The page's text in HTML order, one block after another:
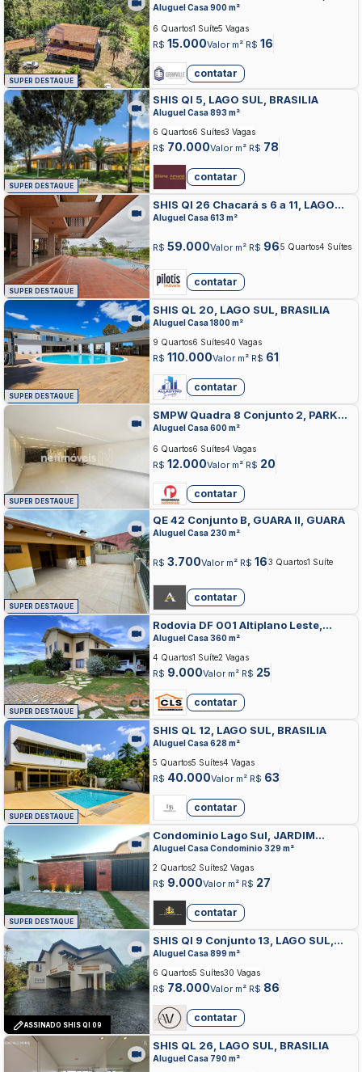
SUPER DESTAQUE
JARDIM BOTANICO, BRASILIA
Aluguel Casa 900 m²
R$ 15.000Valor m² R$ 16
6 Quartos1 Suíte5 Vagas
contatar
SUPER DESTAQUE
SHIS QI 5, LAGO SUL, BRASILIA
Aluguel Casa 893 m²
R$ 70.000Valor m² R$ 78
6 Quartos6 Suítes3 Vagas
contatar
SUPER DESTAQUE
SHIS QI 26 Chacará s 6 a 11, LAGO
SUL, BRASILIA
Aluguel Casa 613 m²
R$ 59.000Valor m² R$ 965 Quartos4 Suítes
contatar
SUPER DESTAQUE
SHIS QL 20, LAGO SUL, BRASILIA
Aluguel Casa 1800 m²
R$ 110.000Valor m² R$ 61
9 Quartos6 Suítes40 Vagas
contatar
SUPER DESTAQUE
SMPW Quadra 8 Conjunto 2, PARK
WAY, BRASILIA
Aluguel Casa 600 m²
R$ 12.000Valor m² R$ 20
6 Quartos6 Suítes4 Vagas
contatar
SUPER DESTAQUE
QE 42 Conjunto B, GUARA II, GUARA
Aluguel Casa 230 m²
R$ 3.700Valor m² R$ 163 Quartos1 Suíte
contatar
SUPER DESTAQUE
Rodovia DF 001 Altiplano Leste,
ALTIPLANO LESTE, BRASILIA
Aluguel Casa 360 m²
R$ 9.000Valor m² R$ 25
4 Quartos1 Suíte2 Vagas
contatar
SUPER DESTAQUE
SHIS QL 12, LAGO SUL, BRASILIA
Aluguel Casa 628 m²
R$ 40.000Valor m² R$ 63
5 Quartos5 Suítes4 Vagas
contatar
SUPER DESTAQUE
Condominio Lago Sul, JARDIM
BOTANICO, BRASILIA
Aluguel Casa Condominio 329 m²
R$ 9.000Valor m² R$ 27
2 Quartos2 Suítes2 Vagas
contatar
ASSINADO SHIS QI 09
SHIS QI 9 Conjunto 13, LAGO SUL,
BRASILIA
Aluguel Casa 899 m²
R$ 78.000Valor m² R$ 86
6 Quartos5 Suítes30 Vagas
contatar
SHIS QL 26, LAGO SUL, BRASILIA
Aluguel Casa 790 m²